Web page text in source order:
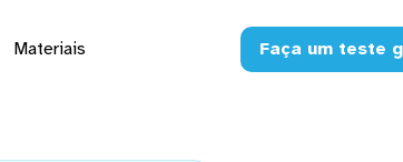
Materiais Faça um teste